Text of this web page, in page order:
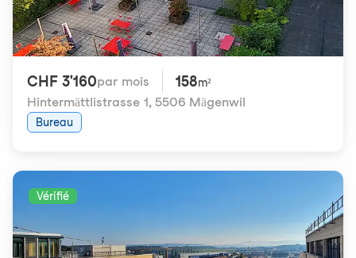
CHF 3'160par mois 158m²
Hintermättlistrasse 1, 5506 Mägenwil
Bureau
Vérifié